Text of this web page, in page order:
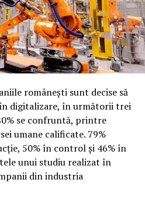
românești sunt decise să
digitalizare, în următorii trei
se confruntă, printre
umane calificate. 79%
50% în control și 46% în
unui studiu realizat în
din industria